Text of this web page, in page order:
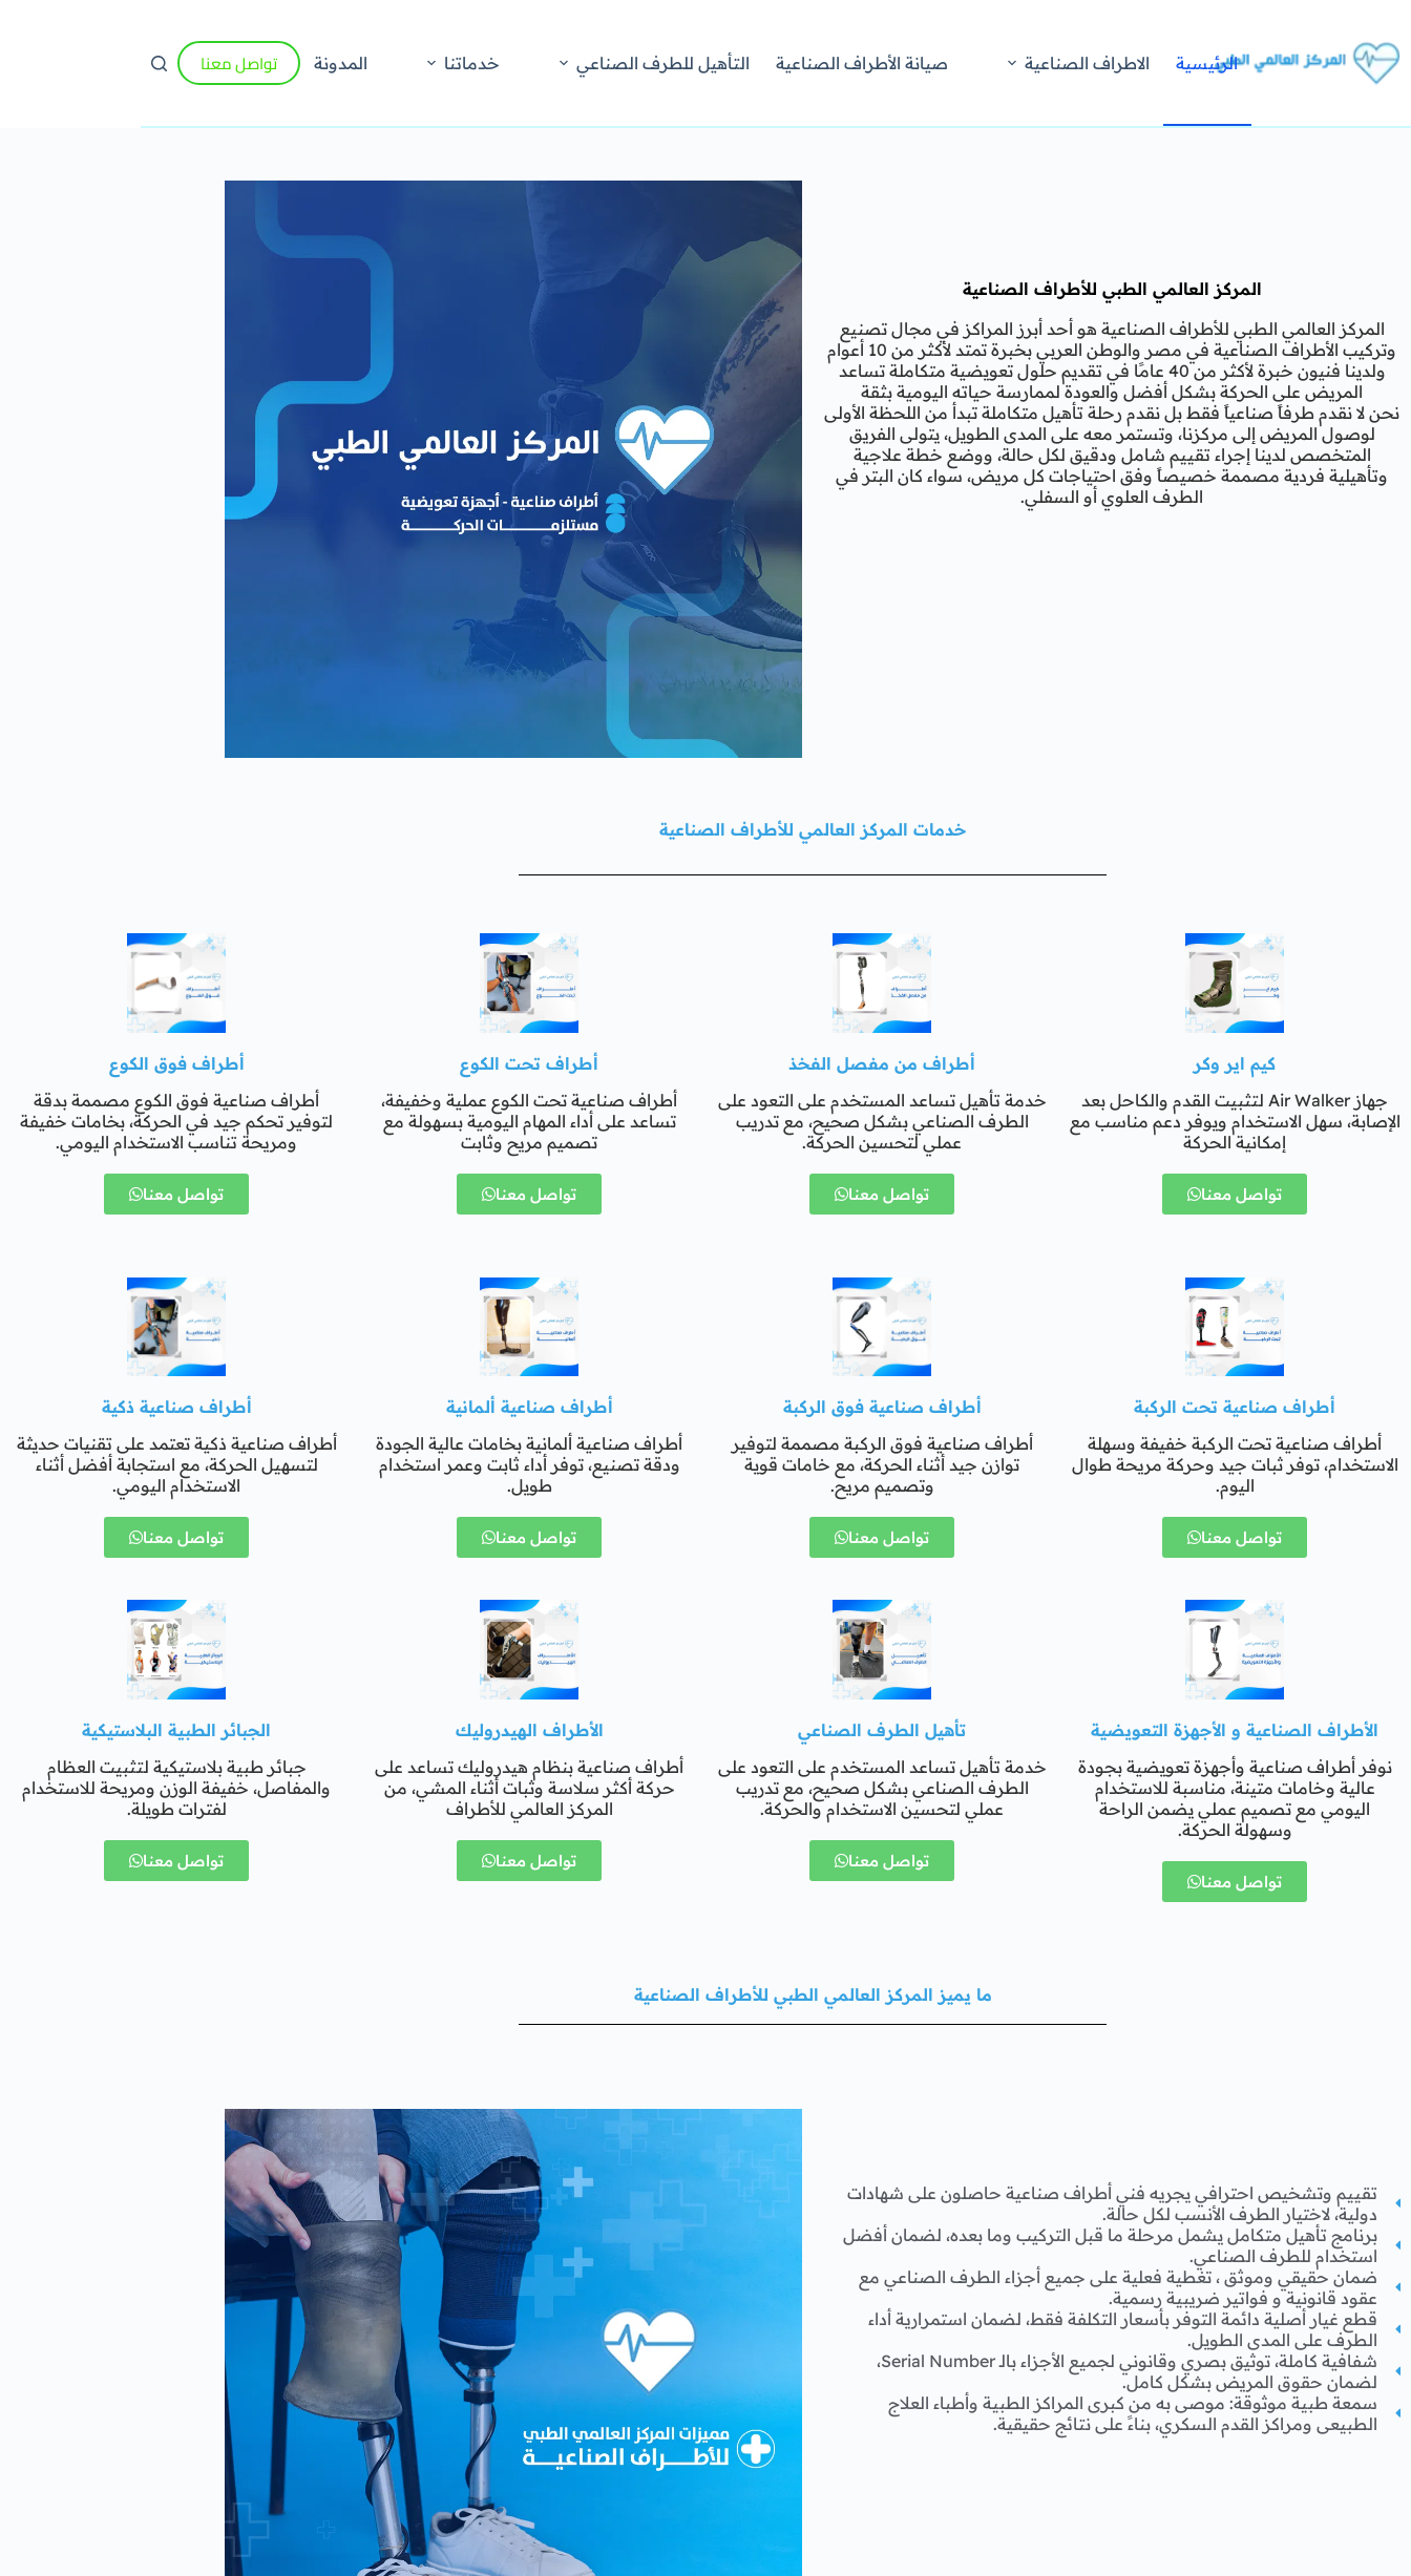
الرئيسية الاطراف الصناعية صيانة الأطراف الصناعية التأهيل للطرف الصناعي خدماتنا المدونة تواصل معنا
المركز العالمي الطبي للأطراف الصناعية
المركز العالمي الطبي للأطراف الصناعية هو أحد أبرز المراكز في مجال تصنيع
وتركيب الأطراف الصناعية في مصر والوطن العربي بخبرة تمتد لأكثر من 10 أعوام
ولدينا فنيون خبرة لأكثر من 40 عامًا في تقديم حلول تعويضية متكاملة تساعد
المريض على الحركة بشكل أفضل والعودة لممارسة حياته اليومية بثقة
نحن لا نقدم طرفاً صناعياً فقط بل نقدم رحلة تأهيل متكاملة تبدأ من اللحظة الأولى
لوصول المريض إلى مركزنا، وتستمر معه على المدى الطويل، يتولى الفريق
المتخصص لدينا إجراء تقييم شامل ودقيق لكل حالة، ووضع خطة علاجية
وتأهيلية فردية مصممة خصيصاً وفق احتياجات كل مريض، سواء كان البتر في
الطرف العلوي أو السفلي.
خدمات المركز العالمي للأطراف الصناعية
كيم اير وكر
جهاز Air Walker لتثبيت القدم والكاحل بعد
الإصابة، سهل الاستخدام ويوفر دعم مناسب مع
إمكانية الحركة
تواصل معنا
أطراف من مفصل الفخذ
خدمة تأهيل تساعد المستخدم على التعود على
الطرف الصناعي بشكل صحيح، مع تدريب
عملي لتحسين الحركة.
تواصل معنا
أطراف تحت الكوع
أطراف صناعية تحت الكوع عملية وخفيفة،
تساعد على أداء المهام اليومية بسهولة مع
تصميم مريح وثابت
تواصل معنا
أطراف فوق الكوع
أطراف صناعية فوق الكوع مصممة بدقة
لتوفير تحكم جيد في الحركة، بخامات خفيفة
ومريحة تناسب الاستخدام اليومي.
تواصل معنا
أطراف صناعية تحت الركبة
أطراف صناعية تحت الركبة خفيفة وسهلة
الاستخدام، توفر ثبات جيد وحركة مريحة طوال
اليوم.
تواصل معنا
أطراف صناعية فوق الركبة
أطراف صناعية فوق الركبة مصممة لتوفير
توازن جيد أثناء الحركة، مع خامات قوية
وتصميم مريح.
تواصل معنا
أطراف صناعية ألمانية
أطراف صناعية ألمانية بخامات عالية الجودة
ودقة تصنيع، توفر أداء ثابت وعمر استخدام
طويل.
تواصل معنا
أطراف صناعية ذكية
أطراف صناعية ذكية تعتمد على تقنيات حديثة
لتسهيل الحركة، مع استجابة أفضل أثناء
الاستخدام اليومي.
تواصل معنا
الأطراف الصناعية و الأجهزة التعويضية
نوفر أطراف صناعية وأجهزة تعويضية بجودة
عالية وخامات متينة، مناسبة للاستخدام
اليومي مع تصميم عملي يضمن الراحة
وسهولة الحركة.
تواصل معنا
تأهيل الطرف الصناعي
خدمة تأهيل تساعد المستخدم على التعود على
الطرف الصناعي بشكل صحيح، مع تدريب
عملي لتحسين الاستخدام والحركة.
تواصل معنا
الأطراف الهيدروليك
أطراف صناعية بنظام هيدروليك تساعد على
حركة أكثر سلاسة وثبات أثناء المشي، من
المركز العالمي للأطراف
تواصل معنا
الجبائر الطبية البلاستيكية
جبائر طبية بلاستيكية لتثبيت العظام
والمفاصل، خفيفة الوزن ومريحة للاستخدام
لفترات طويلة.
تواصل معنا
ما يميز المركز العالمي الطبي للأطراف الصناعية
تقييم وتشخيص احترافي يجريه فني أطراف صناعية حاصلون على شهادات
دولية، لاختيار الطرف الأنسب لكل حالة.
برنامج تأهيل متكامل يشمل مرحلة ما قبل التركيب وما بعده، لضمان أفضل
استخدام للطرف الصناعي.
ضمان حقيقي وموثق ، تغطية فعلية على جميع أجزاء الطرف الصناعي مع
عقود قانونية و فواتير ضريبية رسمية.
قطع غيار أصلية دائمة التوفر بأسعار التكلفة فقط، لضمان استمرارية أداء
الطرف على المدى الطويل.
شفافية كاملة، توثيق بصري وقانوني لجميع الأجزاء بالـ Serial Number،
لضمان حقوق المريض بشكل كامل.
سمعة طبية موثوقة: موصى به من كبرى المراكز الطبية وأطباء العلاج
الطبيعى ومراكز القدم السكري، بناءً على نتائج حقيقية.